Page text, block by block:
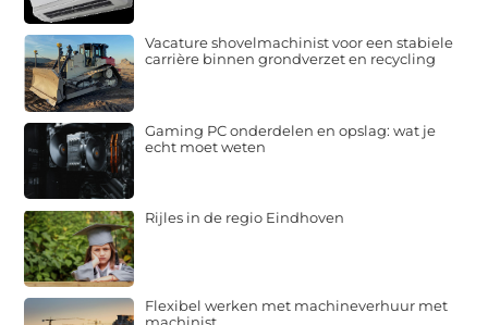
Vacature shovelmachinist voor een stabiele
carrière binnen grondverzet en recycling
Gaming PC onderdelen en opslag: wat je
echt moet weten
Rijles in de regio Eindhoven
Flexibel werken met machineverhuur met
machinist